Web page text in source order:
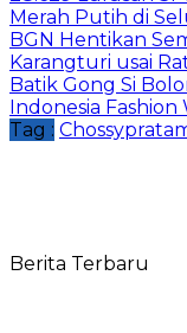
Merah Putih di
BGN Hentikan
Karangturi usai
Batik Gong Si
Indonesia Fashion
Tag :
Berita Terbaru